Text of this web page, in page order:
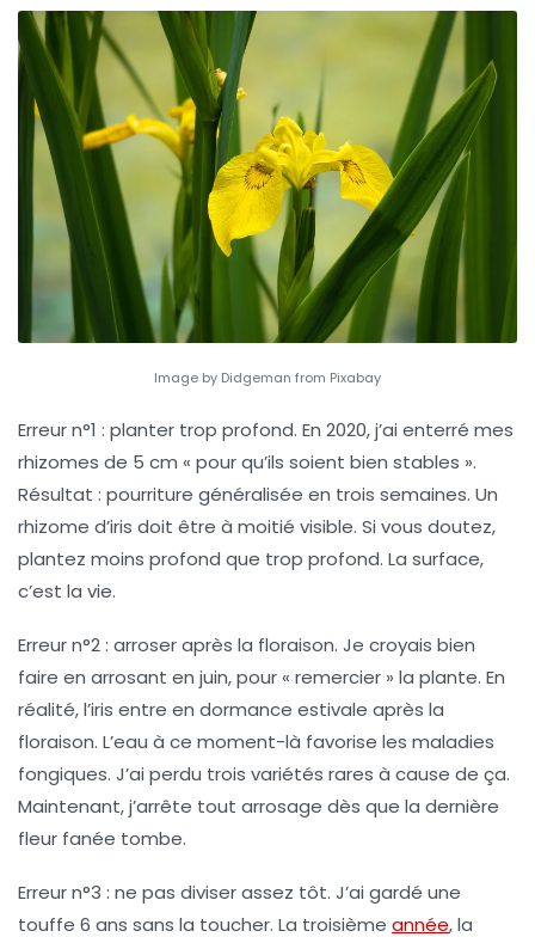
Image by Didgeman from Pixabay
Erreur n°1 : planter trop profond. En 2020, j’ai enterré mes
rhizomes de 5 cm « pour qu’ils soient bien stables ».
Résultat : pourriture généralisée en trois semaines. Un
rhizome d’iris doit être à moitié visible. Si vous doutez,
plantez moins profond que trop profond. La surface,
c’est la vie.
Erreur n°2 : arroser après la floraison. Je croyais bien
faire en arrosant en juin, pour « remercier » la plante. En
réalité, l’iris entre en dormance estivale après la
floraison. L’eau à ce moment-là favorise les maladies
fongiques. J’ai perdu trois variétés rares à cause de ça.
Maintenant, j’arrête tout arrosage dès que la dernière
fleur fanée tombe.
Erreur n°3 : ne pas diviser assez tôt. J’ai gardé une
touffe 6 ans sans la toucher. La troisième année, la